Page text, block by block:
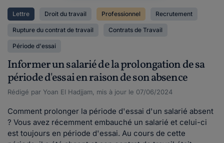
Lettre Droit du travail Professionnel Recrutement
Rupture du contrat de travail Contrats de Travail
Période d'essai
Informer un salarié de la prolongation de sa
période d'essai en raison de son absence
Rédigé par Yoan El Hadjjam, mis à jour le 07/06/2024
Comment prolonger la période d'essai d'un salarié absent
? Vous avez récemment embauché un salarié et celui-ci
est toujours en période d'essai. Au cours de cette